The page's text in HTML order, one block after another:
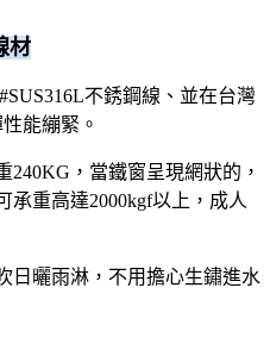
材
不銹鋼線、並在台灣
能繃緊。
，當鐵窗呈現網狀的，
承重高達2000kgf以上，成人
日曬雨淋，不用擔心生鏽進水